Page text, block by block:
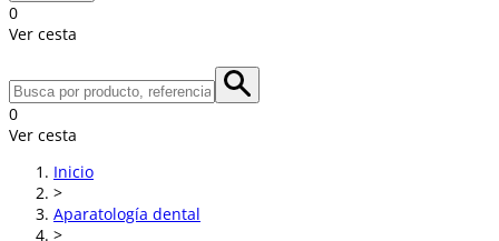
0
Ver cesta
0
Ver cesta
Inicio
>
Aparatología dental
>